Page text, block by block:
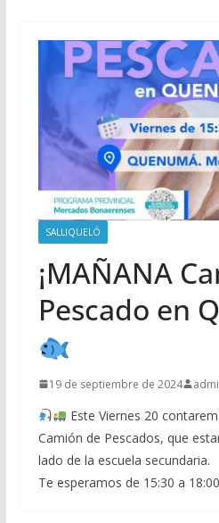
SALLIQUELÓ
¡MAÑANA
Pescado en
19 de septiembre de 2024
Este Viernes 20
Camión de Pescados, que
lado de la escuela secundaria.
Te esperamos de 15:30 a